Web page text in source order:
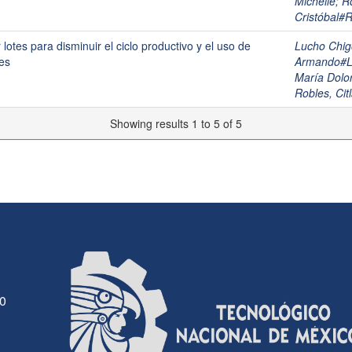
para disminuir el ciclo productivo y el uso de
Lucho
María
Robles,
Showing results 1 to 5 of 5